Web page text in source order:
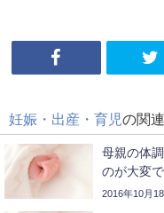
妊娠・出産・育児の関
母親の体
のが大変で
2016年10月